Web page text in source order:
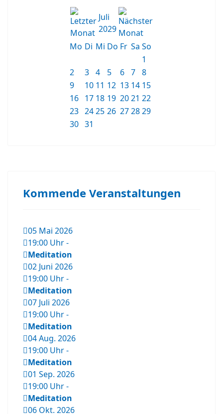
Juli
2029
Mo Di Mi Do Fr Sa So
1
2
3 4 5 6 7 8
9
10 11 12 13 14 15
16 17 18 19 2021 22
23 2425 26 272829
30 31
Kommende Veranstaltungen
05 Mai 2026
19:00 Uhr-
Meditation
02 Juni 2026
19:00 Uhr-
Meditation
07 Juli 2026
19:00 Uhr-
Meditation
04 Aug. 2026
19:00 Uhr-
Meditation
01 Sep. 2026
19:00 Uhr-
Meditation
06 Okt. 2026